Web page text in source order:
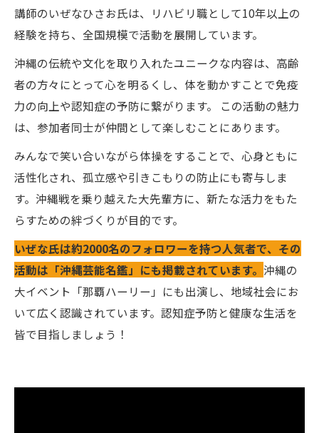
講師のいぜなひさお氏は、リハビリ職として10年以上の
経験を持ち、全国規模で活動を展開しています。
沖縄の伝統や文化を取り入れたユニークな内容は、高齢
者の方々にとって心を明るくし、体を動かすことで免疫
力の向上や認知症の予防に繋がります。 この活動の魅力
は、参加者同士が仲間として楽しむことにあります。
みんなで笑い合いながら体操をすることで、心身ともに
活性化され、孤立感や引きこもりの防止にも寄与しま
す。沖縄戦を乗り越えた大先輩方に、新たな活力をもた
らすための絆づくりが目的です。
いぜな氏は約2000名のフォロワーを持つ人気者で、その
活動は「沖縄芸能名鑑」にも掲載されています。 沖縄の
大イベント「那覇ハーリー」にも出演し、地域社会にお
いて広く認識されています。認知症予防と健康な生活を
皆で目指しましょう！